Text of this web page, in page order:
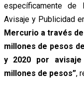
específicamente de
Avisaje y Publicidad
Mercurio a través
millones de pesos
y 2020 por
millones de pesos”,